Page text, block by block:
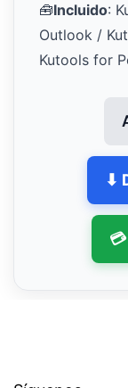
🧰Incluido:
Outlook /
Kutools for
⬇